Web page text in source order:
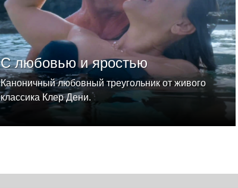
С любовью и яростью
Каноничный любовный треугольник от живого
классика Клер Дени.